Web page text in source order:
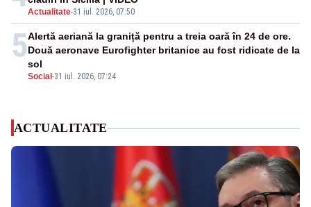
Actualitate-31 iul. 2026, 07:50
5
Social -31 iul. 2026, 07:24
Alertă aeriană la graniță pentru a treia oară în 24 de ore.
Două aeronave Eurofighter britanice au fost ridicate de la
sol
ACTUALITATE